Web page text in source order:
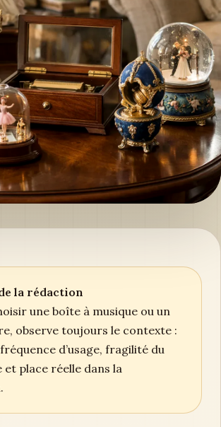
la rédaction
une boîte à musique ou un
observe toujours le contexte :
d’usage, fragilité du
et place réelle dans la